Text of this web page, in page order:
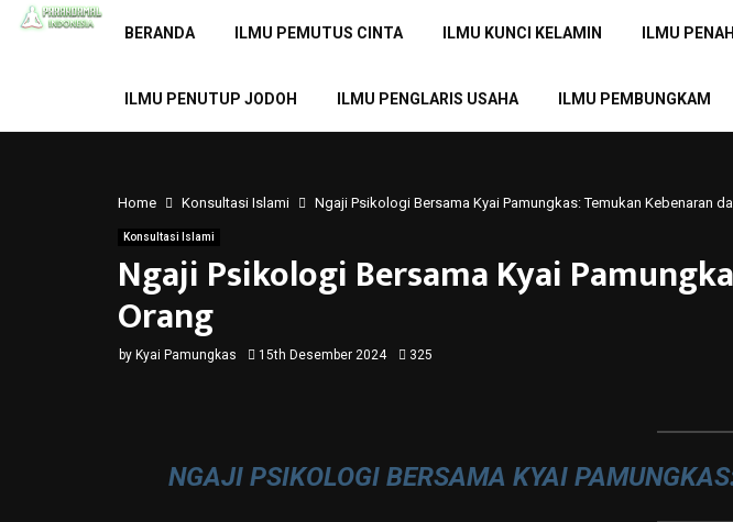
BERANDA ILMU PEMUTUS CINTA ILMU KUNCI KELAMIN ILMU
ILMU PENUTUP JODOH ILMU PENGLARIS USAHA ILMU PEMBUNGKAM
Home Konsultasi Islami Ngaji Psikologi Bersama Kyai Pamungkas: Temukan Kebenaran
Konsultasi Islami
Ngaji Psikologi Bersama Kyai
Orang
by Kyai Pamungkas 15th Desember 2024 325
NGAJI PSIKOLOGI BERSAMA KYAI